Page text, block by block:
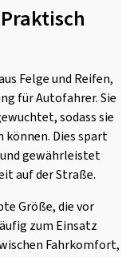
Felge und Reifen,
für Autofahrer. Sie
sodass sie
können. Dies spart
gewährleistet
auf der Straße.
Größe, die vor
zum Einsatz
Fahrkomfort,